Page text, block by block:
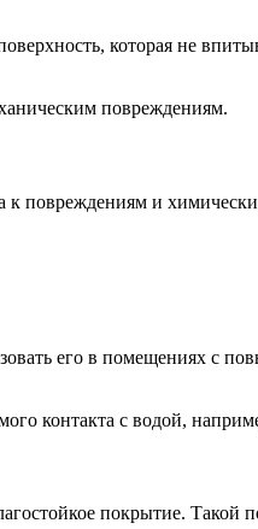
которая не
повреждениям.
повреждениям и
его в помещениях с
контакта с водой,
покрытие. Такой